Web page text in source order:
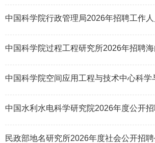
民政部地名研究所2026年度社会公开招